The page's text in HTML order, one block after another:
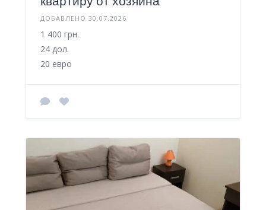
ДОБАВЛЕНО 30.07.2026
1 400 грн.
24 дол.
20 евро